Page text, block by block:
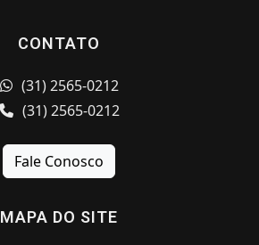
CONTATO
(31) 2565-0212
(31) 2565-0212
Fale Conosco
MAPA DO SITE